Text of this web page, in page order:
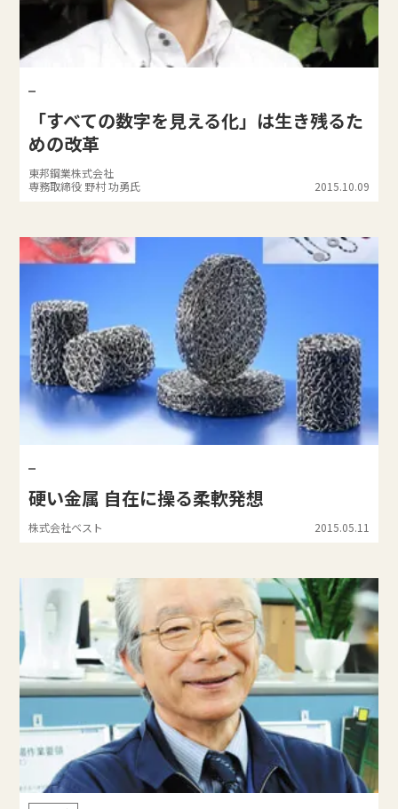
「すべての数字を見える化」は生き残るた
めの改革
東邦鋼業株式会社
専務取締役 野村 功勇氏
2015.10.09
硬い金属 自在に操る柔軟発想
株式会社ベスト 2015.05.11